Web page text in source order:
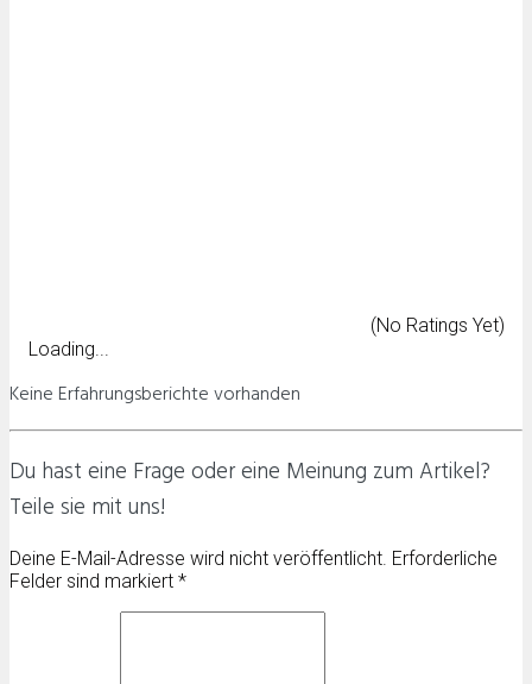
(No Ratings Yet)
Loading...
Keine Erfahrungsberichte vorhanden
Du hast eine Frage oder eine Meinung zum Artikel?
Teile sie mit uns!
Deine E-Mail-Adresse wird nicht veröffentlicht. Erforderliche
Felder sind markiert *